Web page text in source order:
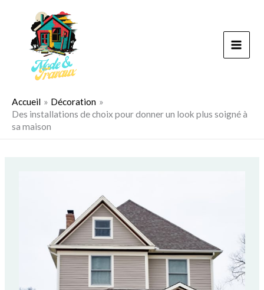
Accueil
Décoration
Des installations de choix pour donner un look plus soigné à
sa maison